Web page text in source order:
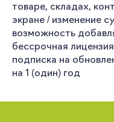
товаре, складах,
экране / изменение
возможность
бессрочная
подписка на
на 1 (один) год